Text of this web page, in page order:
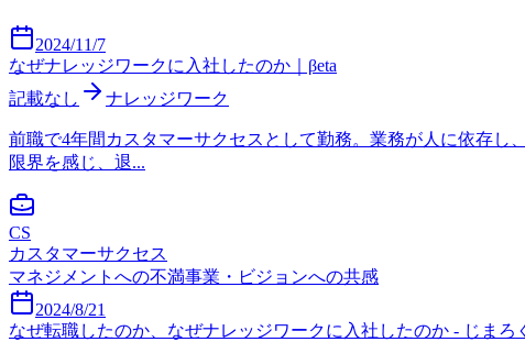
2024/11/7
なぜナレッジワークに入社したのか｜βeta
記載なし
ナレッジワーク
前職で4年間カスタマーサクセスとして勤務。業務が人に依存
限界を感じ、退...
CS
カスタマーサクセス
マネジメントへの不満事業・ビジョンへの共感
2024/8/21
なぜ転職したのか、なぜナレッジワークに入社したのか - じまろ